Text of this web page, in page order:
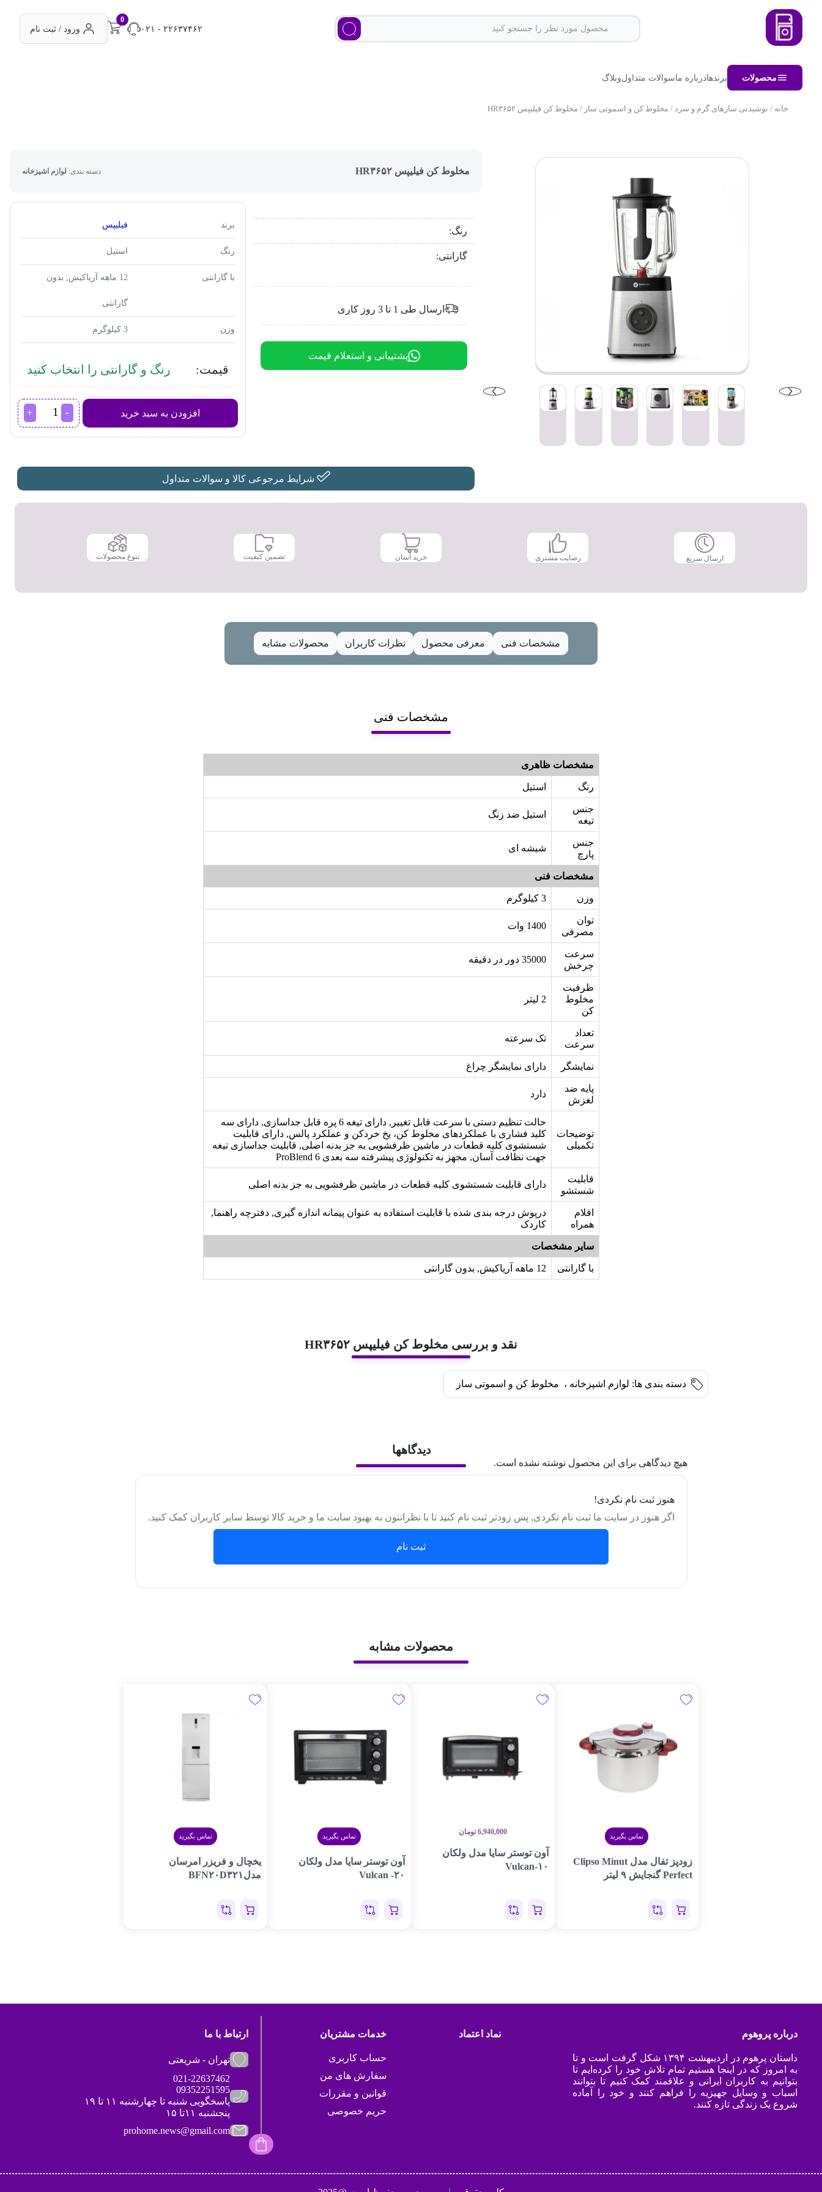
۰۲۱ - ۲۲۶۳۷۴۶۲
0
ورود / ثبت نام
محصولات برندهادرباره ماسوالات متداولوبلاگ
خانه / نوشیدنی سازهای گرم و سرد / مخلوط کن و اسموتی ساز / مخلوط کن فیلیپس HR۳۶۵۲
مخلوط کن فیلیپس HR۳۶۵۲ دسته بندی: لوازم اشپزخانه
رنگ:
گارانتی:
ارسال طی 1 تا 3 روز کاری
پشتیبانی و استعلام قیمت
برند فیلیپس
رنگ استیل
با گارانتی 12 ماهه آریاکیش, بدون
گارانتی
وزن 3 کیلوگرم
قیمت: رنگ و گارانتی را انتخاب کنید
افزودن به سبد خرید
مخلوط
کن
شرایط مرجوعی کالا و سوالات متداول
ارسال سریع رضایت مشتری خرید آسان تضمین کیفیت تنوع محصولات
مشخصات فنی معرفی محصول نظرات کاربران محصولات مشابه
مشخصات فنی
مشخصات ظاهری
رنگ استیل
جنس
تیغه
استیل ضد زنگ
جنس
پارچ
شیشه ای
مشخصات فنی
وزن 3 کیلوگرم
توان
مصرفی
1400 وات
سرعت
چرخش
35000 دور در دقیقه
ظرفیت
مخلوط
کن
2 لیتر
تعداد
سرعت
تک سرعته
نمایشگر دارای نمایشگر چراغ
پایه ضد
لغزش
دارد
توضیحات
تکمیلی
حالت تنظیم دستی با سرعت‌ قابل تغییر, دارای تیغه 6 پره قابل جداسازی, دارای سه
کلید فشاری با عملکردهای مخلوط کن، یخ خردکن و عملکرد پالس, دارای قابلیت
شستشوی کلیه قطعات در ماشین ظرفشویی به جز بدنه اصلی, قابلیت جداسازی تیغه
جهت نظافت آسان, مجهز به تکنولوژی پیشرفته‌ سه‌ بعدی ProBlend 6
قابلیت
شستشو
دارای قابلیت شستشوی کلیه قطعات در ماشین ظرفشویی به جز بدنه اصلی
اقلام
همراه
درپوش درجه بندی شده با قابلیت استفاده به عنوان پیمانه اندازه گیری, دفترچه راهنما,
کاردک
سایر مشخصات
با گارانتی 12 ماهه آریاکیش, بدون گارانتی
نقد و بررسی مخلوط کن فیلیپس HR۳۶۵۲
دسته بندی ها: لوازم اشپزخانه ، مخلوط کن و اسموتی ساز
دیدگاهها
هیچ دیدگاهی برای این محصول نوشته نشده است.
هنوز ثبت نام نکردی!
اگر هنوز در سایت ما ثبت نام نکردی, پس زودتر ثبت نام کنید تا با نظراتتون به بهبود سایت ما و خرید کالا توسط سایر کاربران کمک کنید.
ثبت نام
محصولات مشابه
تماس بگیرید
زودپز تفال مدل Clipso Minut
Perfect گنجایش ۹ لیتر
6,940,000 تومان
آون توستر سایا مدل ولکان
Vulcan-۱۰
تماس بگیرید
آون توستر سایا مدل ولکان
Vulcan -۲۰
تماس بگیرید
یخچال و فریزر امرسان
مدلBFN۲۰D۳۲۱
درباره پروهوم
داستان پرهوم در اردیبهشت ۱۳۹۴ شکل گرفت است و تا
به امروز که در اینجا هستیم تمام تلاش خود را کرده‌ایم تا
بتوانیم به کاربران ایرانی و علاقمند کمک کنیم تا بتوانند
اسباب و وسایل جهیزیه را فراهم کنند و خود را آماده
شروع یک زندگی تازه کنند.
نماد اعتماد خدمات مشتریان
حساب کاربری
سفارش های من
قوانین و مقررات
حریم خصوصی
ارتباط با ما
تهران - شریعتی
021-22637462
09352251595
پاسخگویی شنبه تا چهارشنبه ۱۱ تا ۱۹
پنجشنبه ۱۱تا ۱۵
prohome.news@gmail.com